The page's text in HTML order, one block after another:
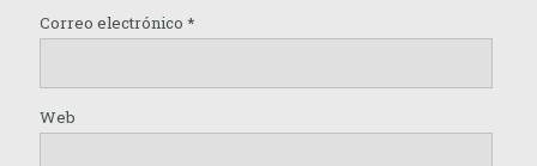
Correo electrónico *
Web